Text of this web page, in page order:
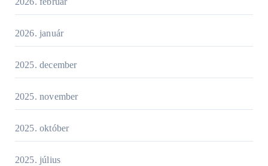
2026. január
2025. december
2025. november
2025. október
2025. július